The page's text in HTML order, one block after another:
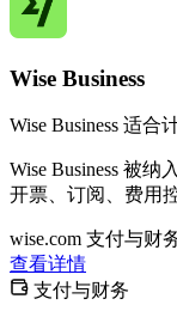
Wise Business
Wise Business 适合
Wise Business 被纳
开票、订阅、费用
wise.com 支付与财
查看详情
支付与财务